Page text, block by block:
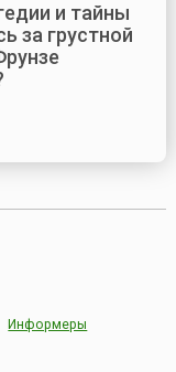
и тайны
за грустной
Информеры